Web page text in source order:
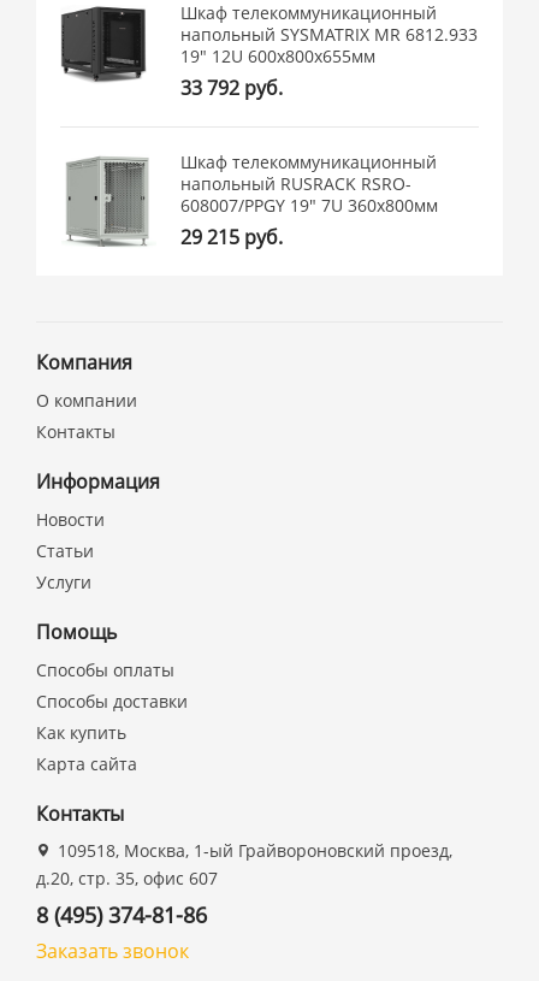
Шкаф телекоммуникационный
напольный SYSMATRIX MR 6812.933
19" 12U 600x800x655мм
33 792 руб.
Шкаф телекоммуникационный
напольный RUSRACK RSRO-
608007/PPGY 19" 7U 360x800мм
29 215 руб.
Компания
О компании
Контакты
Информация
Новости
Статьи
Услуги
Помощь
Способы оплаты
Способы доставки
Как купить
Карта сайта
Контакты
109518, Москва, 1-ый Грайвороновский проезд,
д.20, стр. 35, офис 607
8 (495) 374-81-86
Заказать звонок